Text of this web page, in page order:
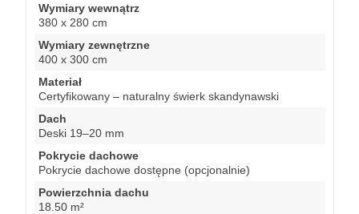
Wymiary wewnątrz
380 x 280 cm
Wymiary zewnętrzne
400 x 300 cm
Materiał
Certyfikowany – naturalny świerk skandynawski
Dach
Deski 19–20 mm
Pokrycie dachowe
Pokrycie dachowe dostępne (opcjonalnie)
Powierzchnia dachu
18.50 m²